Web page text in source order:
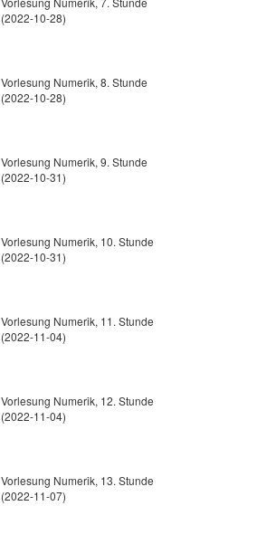
(2022-10-28)
Vorlesung Numerik, 8. Stunde
(2022-10-28)
Vorlesung Numerik, 9. Stunde
(2022-10-31)
Vorlesung Numerik, 10. Stunde
(2022-10-31)
Vorlesung Numerik, 11. Stunde
(2022-11-04)
Vorlesung Numerik, 12. Stunde
(2022-11-04)
Vorlesung Numerik, 13. Stunde
(2022-11-07)